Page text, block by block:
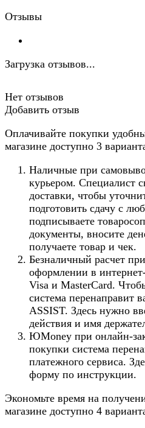
Отзывы
Загрузка отзывов...
Нет отзывов
Добавить отзыв
Оплачивайте покупки
магазине доступно 3
Наличные при
курьером. Специалист
доставки, чтобы
подготовить сдачу с
подписываете
документы, вносите
получаете товар и чек.
Безналичный расчет
оформлении в
Visa и MasterCard.
система перенаправит
ASSIST. Здесь нужно
действия и имя
ЮMoney при онлайн-
покупки система
платежного сервиса.
форму по инструкции.
Экономьте время на
магазине доступно 4